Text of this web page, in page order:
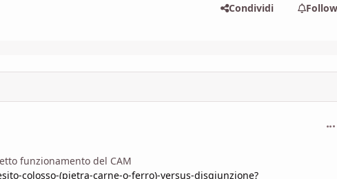
Condividi
funzionamento del CAM
colosso-(pietra-carne-o-ferro)-versus-disgiunzione?